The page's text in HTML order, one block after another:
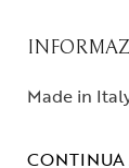
Made in
CONTINUA